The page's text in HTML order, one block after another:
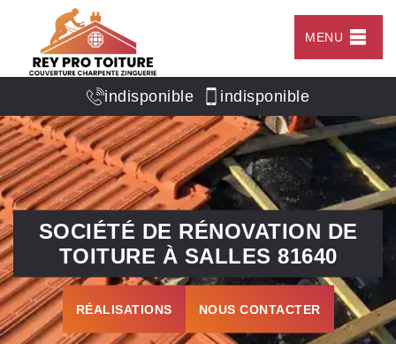
MENU
indisponible indisponible
SOCIÉTÉ DE RÉNOVATION DE
TOITURE À SALLES 81640
RÉALISATIONS NOUS CONTACTER